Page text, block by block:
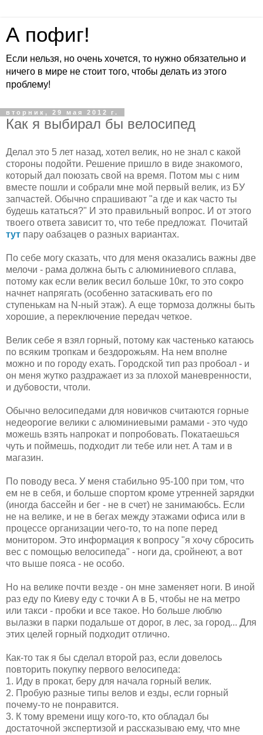
А пофиг!
Если нельзя, но очень хочется, то нужно обязательно и
ничего в мире не стоит того, чтобы делать из этого
проблему!
вторник, 29 мая 2012 г.
Как я выбирал бы велосипед
Делал это 5 лет назад, хотел велик, но не знал с какой
стороны подойти. Решение пришло в виде знакомого,
который дал поюзать свой на время. Потом мы с ним
вместе пошли и собрали мне мой первый велик, из БУ
запчастей. Обычно спрашивают "а где и как часто ты
будешь кататься?" И это правильный вопрос. И от этого
твоего ответа зависит то, что тебе предложат. Почитай
тут пару оабзацев о разных вариантах.
По себе могу сказать, что для меня оказались важны две
мелочи - рама должна быть с алюминиевого сплава,
потому как если велик весил больше 10кг, то это сокро
начнет напрягать (особенно затаскивать его по
ступенькам на N-ный этаж). А еще тормоза должны быть
хорошие, а переключение передач четкое.
Велик себе я взял горный, потому как частенько катаюсь
по всяким тропкам и бездорожьям. На нем вполне
можно и по городу ехать. Городской тип раз пробоал - и
он меня жутко раздражает из за плохой маневренности,
и дубовости, чтоли.
Обычно велосипедами для новичков считаются горные
недеорогие велики с алюминиевыми рамами - это чудо
можешь взять напрокат и попробовать. Покатаешься
чуть и поймешь, подходит ли тебе или нет. А там и в
магазин.
По поводу веса. У меня стабильно 95-100 при том, что
ем не в себя, и больше спортом кроме утренней зарядки
(иногда бассейн и бег - не в счет) не занимаюбсь. Если
не на велике, и не в бегах между этажами офиса или в
процессе организации чего-то, то на попе перед
монитором. Это информация к вопросу "я хочу сбросить
вес с помощью велосипеда" - ноги да, сройнеют, а вот
что выше пояса - не особо.
Но на велике почти везде - он мне заменяет ноги. В иной
раз еду по Киеву еду с точки А в Б, чтобы не на метро
или такси - пробки и все такое. Но больше люблю
вылазки в парки подальше от дорог, в лес, за город... Для
этих целей горный подходит отлично.
Как-то так я бы сделал второй раз, если довелось
повторить покупку первого велосипеда:
1. Иду в прокат, беру для начала горный велик.
2. Пробую разные типы велов и езды, если горный
почему-то не понравится.
3. К тому времени ищу кого-то, кто обладал бы
достаточной экспертизой и рассказываю ему, что мне